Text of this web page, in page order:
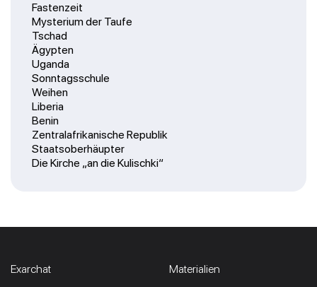
Fastenzeit
Mysterium der Taufe
Tschad
Ägypten
Uganda
Sonntagsschule
Weihen
Liberia
Benin
Zentralafrikanische Republik
Staatsoberhäupter
Die Kirche „an die Kulischki“
Exarchat Materialien